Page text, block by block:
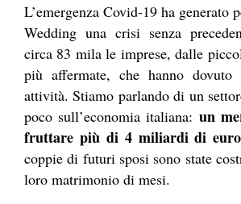
L’emergenza Covid-19 ha generato
Wedding una crisi senza
circa 83 mila le imprese, dalle
più affermate, che hanno
attività. Stiamo parlando di un
poco sull’economia italiana: un
fruttare più di 4 miliardi di euro
coppie di futuri sposi sono state
loro matrimonio di mesi.